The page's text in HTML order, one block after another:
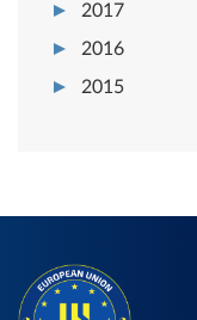
2017
2016
2015